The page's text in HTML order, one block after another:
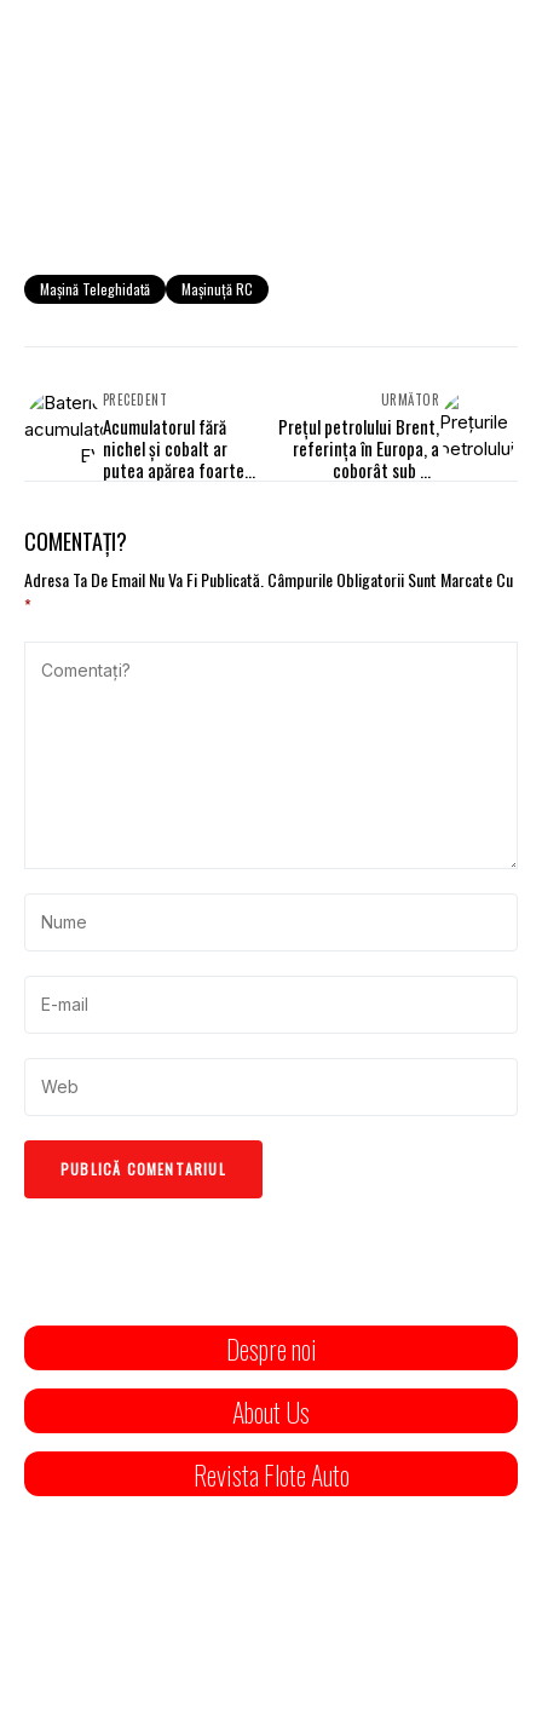
Mașină Teleghidată Mașinuță RC
PRECEDENT
Acumulatorul fără
nichel și cobalt ar
putea apărea foarte
URMĂTOR
Preţul petrolului Brent,
referinţa în Europa, a
coborât sub 25
COMENTAȚI?
Adresa Ta De Email Nu Va Fi Publicată. Câmpurile Obligatorii Sunt Marcate Cu
*
Despre noi
About Us
Revista Flote Auto